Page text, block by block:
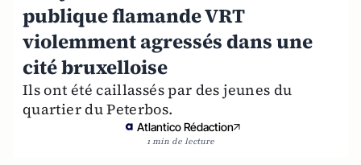
publique flamande VRT
violemment agressés dans une
cité bruxelloise
Ils ont été caillassés par des jeunes du
quartier du Peterbos.
Atlantico Rédaction
1 min de lecture